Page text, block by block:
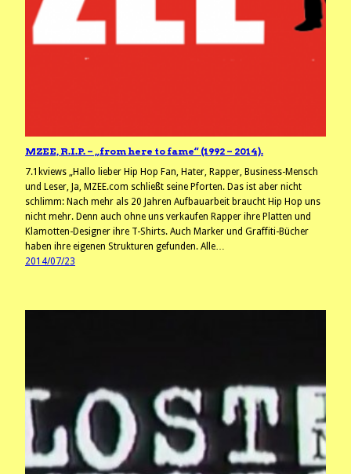
MZEE, R.I.P. – „from here to fame“ (1992 – 2014).
7.1kviews „Hallo lieber Hip Hop Fan, Hater, Rapper, Business-Mensch
und Leser, Ja, MZEE.com schließt seine Pforten. Das ist aber nicht
schlimm: Nach mehr als 20 Jahren Aufbauarbeit braucht Hip Hop uns
nicht mehr. Denn auch ohne uns verkaufen Rapper ihre Platten und
Klamotten-Designer ihre T-Shirts. Auch Marker und Graffiti-Bücher
haben ihre eigenen Strukturen gefunden. Alle…
2014/07/23